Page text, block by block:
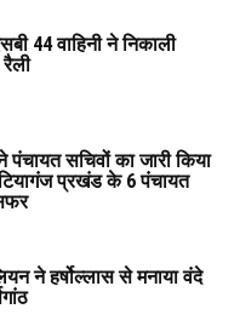
44 वाहिनी ने निकाली
पंचायत सचिवों का जारी किया
प्रखंड के 6 पंचायत
ने हर्षोल्लास से मनाया वंदे